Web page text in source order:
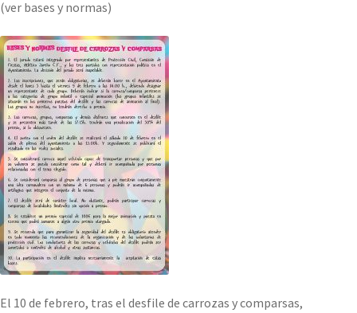
(ver bases y normas)
El 10 de febrero, tras el desfile de carrozas y comparsas,